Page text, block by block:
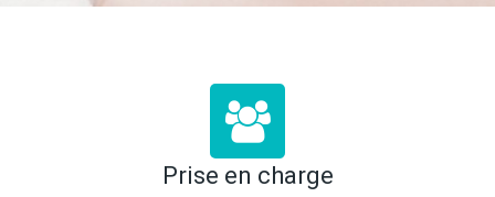
Prise en charge